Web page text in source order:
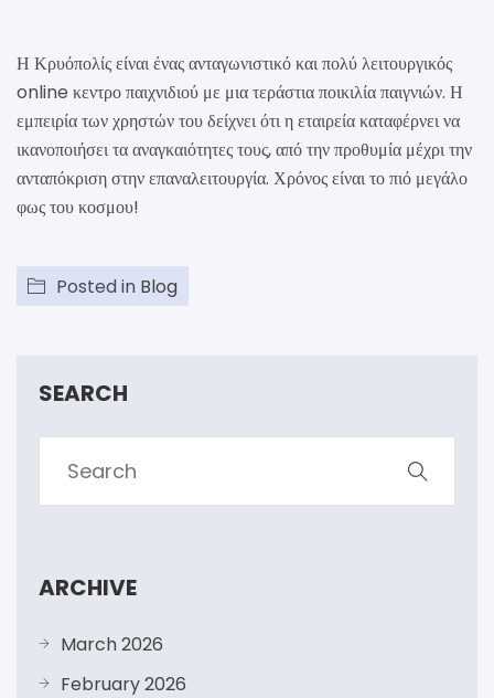
Η Κρυόπολίς είναι ένας ανταγωνιστικό και πολύ λειτουργικός
online κεντρο παιχνιδιού με μια τεράστια ποικιλία παιγνιών. Η
εμπειρία των χρηστών του δείχνει ότι η εταιρεία καταφέρνει να
ικανοποιήσει τα αναγκαιότητες τους, από την προθυμία μέχρι την
ανταπόκριση στην επαναλειτουργία. Χρόνος είναι το πιό μεγάλο
φως του κοσμου!
Posted in Blog
SEARCH
ARCHIVE
March 2026
February 2026